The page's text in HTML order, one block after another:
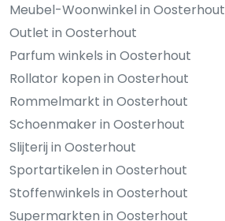
Meubel-Woonwinkel in Oosterhout
Outlet in Oosterhout
Parfum winkels in Oosterhout
Rollator kopen in Oosterhout
Rommelmarkt in Oosterhout
Schoenmaker in Oosterhout
Slijterij in Oosterhout
Sportartikelen in Oosterhout
Stoffenwinkels in Oosterhout
Supermarkten in Oosterhout